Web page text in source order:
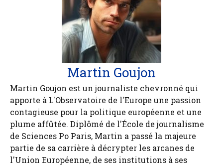
Martin Goujon
Martin Goujon est un journaliste chevronné qui
apporte à L'Observatoire de l'Europe une passion
contagieuse pour la politique européenne et une
plume affûtée. Diplômé de l'École de journalisme
de Sciences Po Paris, Martin a passé la majeure
partie de sa carrière à décrypter les arcanes de
l'Union Européenne, de ses institutions à ses